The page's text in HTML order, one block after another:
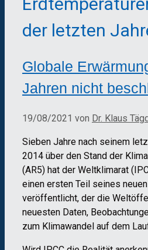
der letzten
Globale
Jahren nicht
19/08/2021 von Dr. Klaus
Sieben Jahre nach seinem
2014 über den Stand der
(AR5) hat der Weltklimarat
einen ersten Teil seines
veröffentlicht, der die
neuesten Daten,
zum Klimawandel auf dem